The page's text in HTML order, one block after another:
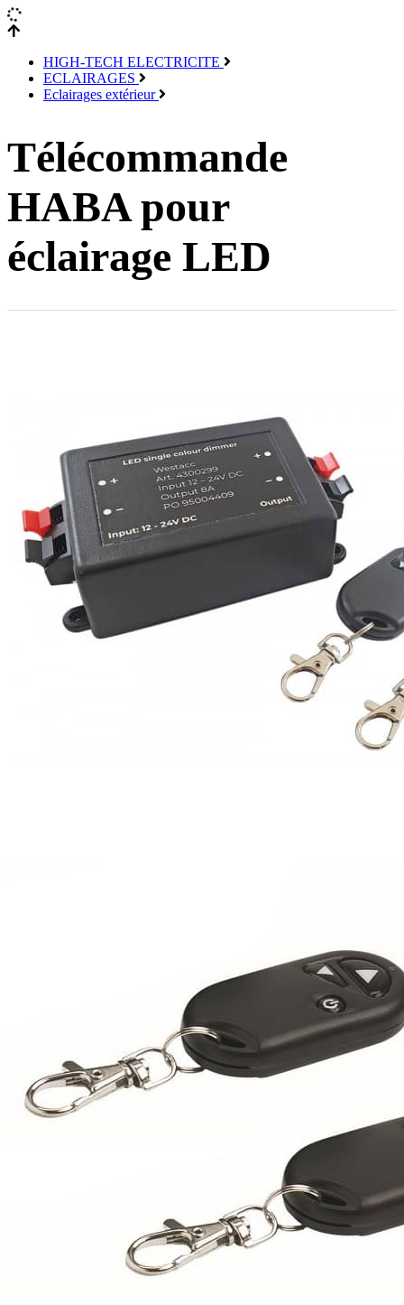
HIGH-TECH ELECTRICITE
ECLAIRAGES
Eclairages extérieur
Télécommande
HABA pour
éclairage LED